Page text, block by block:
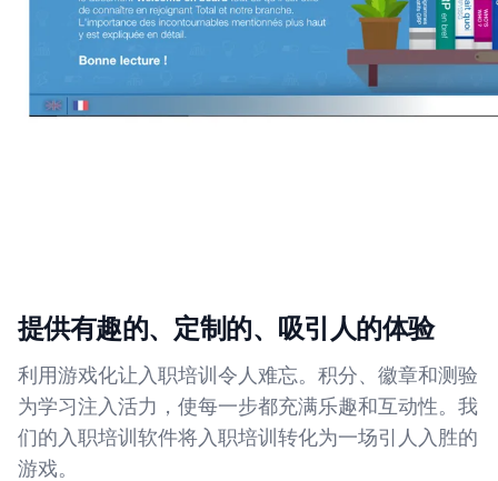
提供有趣的、定制的、吸引人的体验
利用游戏化让入职培训令人难忘。积分、徽章和测验
为学习注入活力，使每一步都充满乐趣和互动性。我
们的入职培训软件将入职培训转化为一场引人入胜的
游戏。